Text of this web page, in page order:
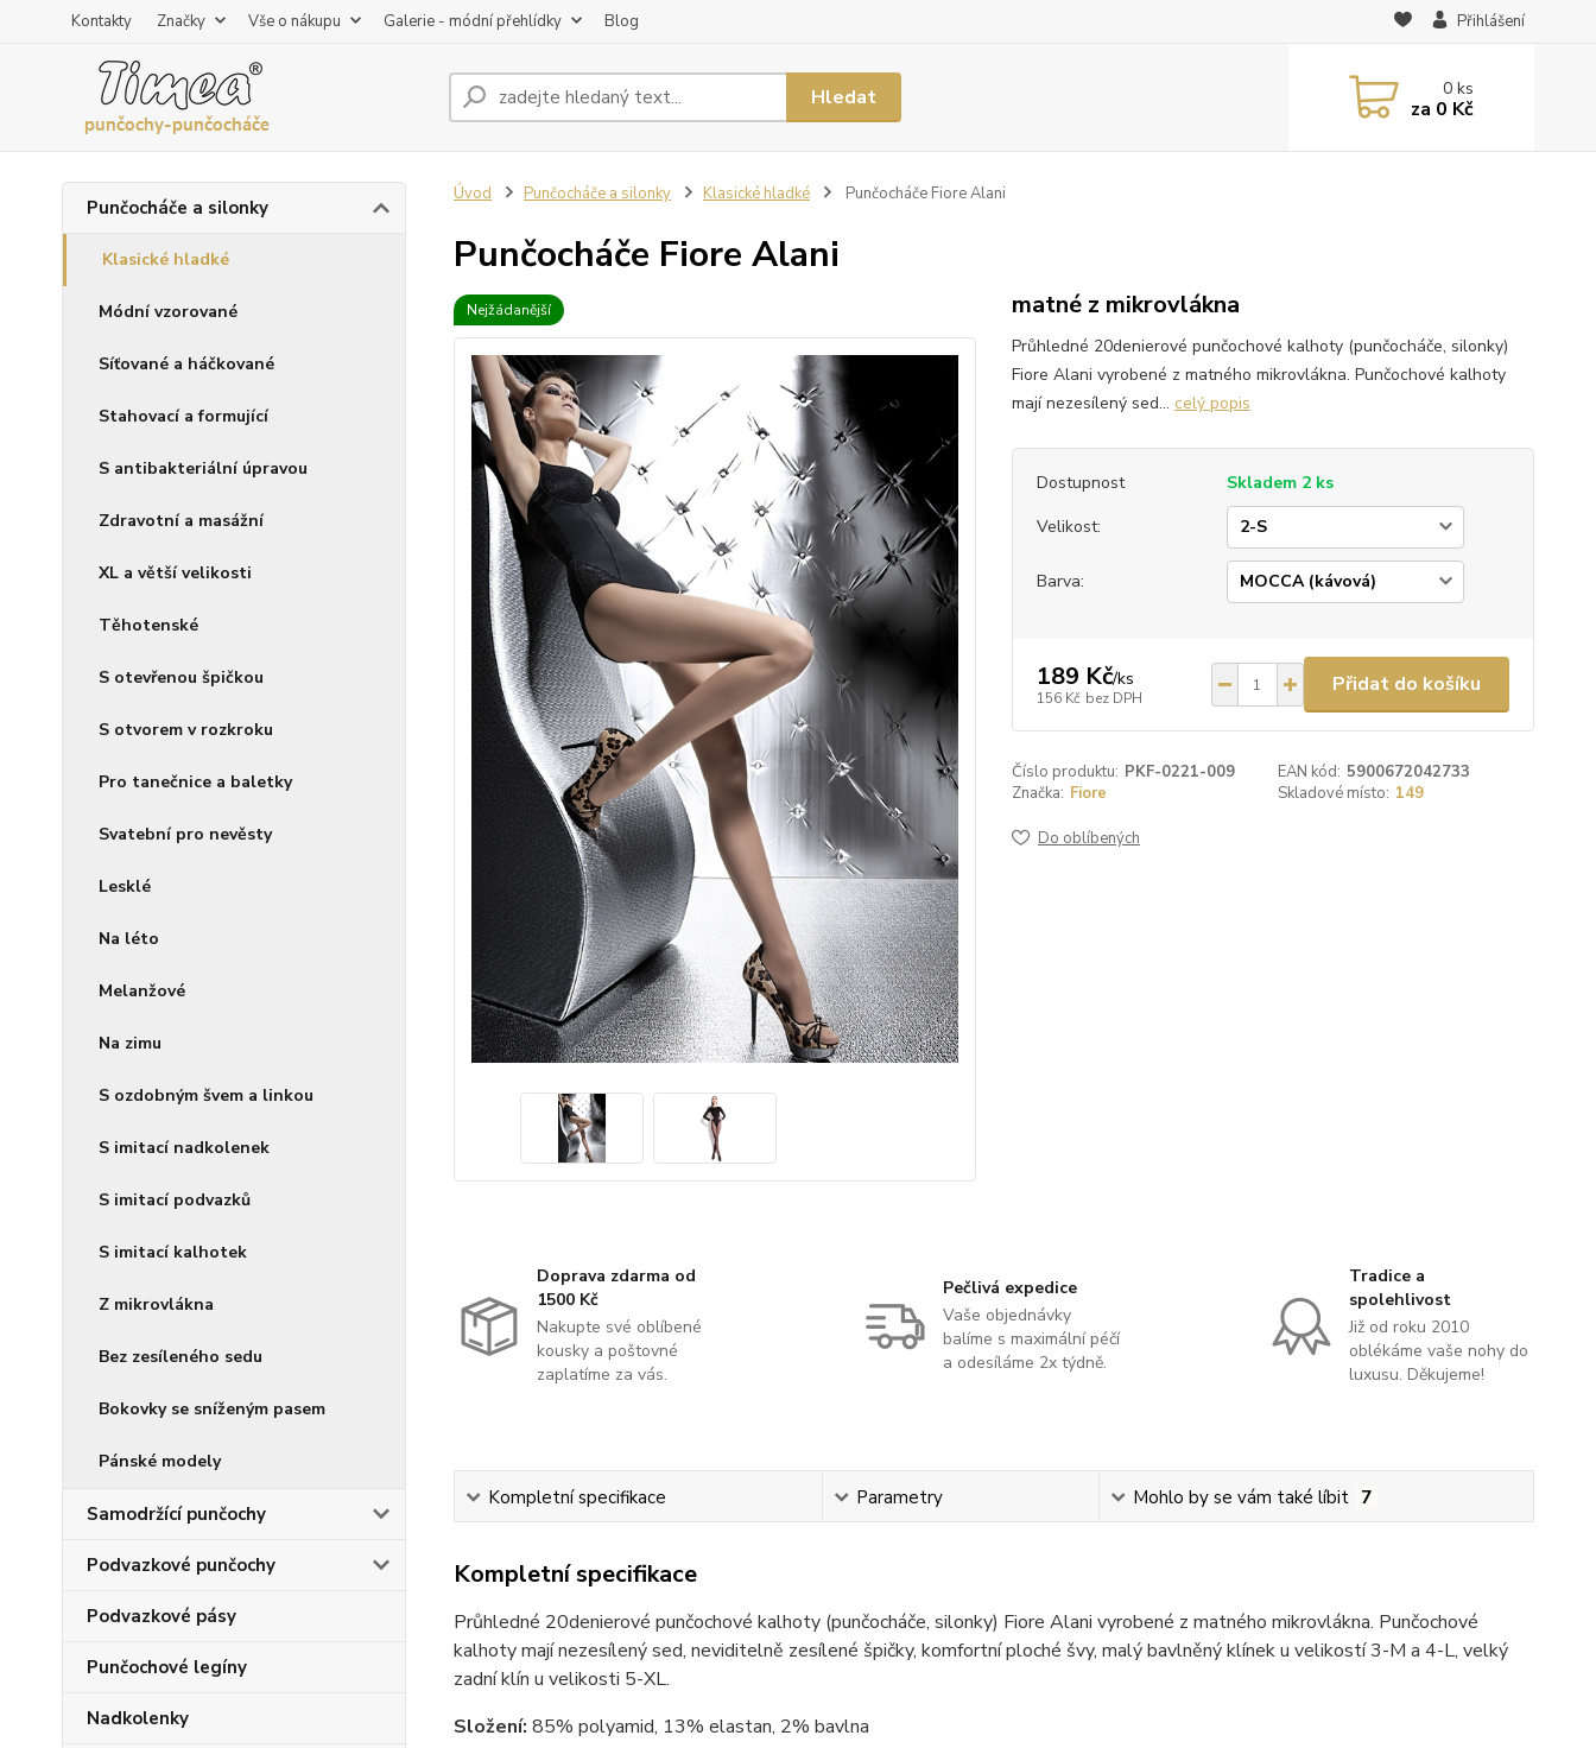
Kontakty Značky Vše o nákupu Galerie - módní přehlídky Blog Přihlášení
Hledat 0ks
za 0 Kč
Punčocháče a silonky
Klasické hladké
Módní vzorované
Síťované a háčkované
Stahovací a formující
S antibakteriální úpravou
Zdravotní a masážní
XL a větší velikosti
Těhotenské
S otevřenou špičkou
S otvorem v rozkroku
Pro tanečnice a baletky
Svatební pro nevěsty
Lesklé
Na léto
Melanžové
Na zimu
S ozdobným švem a linkou
S imitací nadkolenek
S imitací podvazků
S imitací kalhotek
Z mikrovlákna
Bez zesíleného sedu
Bokovky se sníženým pasem
Pánské modely
Samodržící punčochy
Podvazkové punčochy
Podvazkové pásy
Punčochové legíny
Nadkolenky
Úvod Punčocháče a silonky Klasické hladké Punčocháče Fiore Alani
Punčocháče Fiore Alani
Nejžádanější matné z mikrovlákna
Průhledné 20denierové punčochové kalhoty (punčocháče, silonky)
Fiore Alani vyrobené z matného mikrovlákna. Punčochové kalhoty
mají nezesílený sed... celý popis
Dostupnost
Skladem 2 ks
Velikost:
Barva:
189 Kč/ks
156 Kč bez DPH
Přidat do košíku
Číslo produktu: PKF-0221-009 EAN kód: 5900672042733
Značka: Fiore Skladové místo: 149
Do oblíbených
Doprava zdarma od
1500 Kč
Nakupte své oblíbené
kousky a poštovné
zaplatíme za vás.
Pečlivá expedice
Vaše objednávky
balíme s maximální péčí
a odesíláme 2x týdně.
Tradice a
spolehlivost
Již od roku 2010
oblékáme vaše nohy do
luxusu. Děkujeme!
Kompletní specifikace Parametry Mohlo by se vám také líbit 7
Kompletní specifikace
Průhledné 20denierové punčochové kalhoty (punčocháče, silonky) Fiore Alani vyrobené z matného mikrovlákna. Punčochové
kalhoty mají nezesílený sed, neviditelně zesílené špičky, komfortní ploché švy, malý bavlněný klínek u velikostí 3-M a 4-L, velký
zadní klín u velikosti 5-XL.
Složení: 85% polyamid, 13% elastan, 2% bavlna